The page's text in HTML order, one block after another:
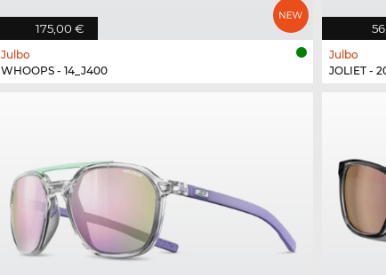
175,00 €
Julbo
WHOOPS - 14_J400
Julbo
JOLIET -